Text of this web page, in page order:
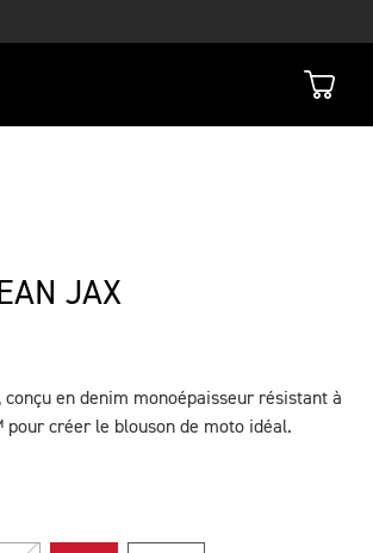
JAX
en denim monoépaisseur résistant à
créer le blouson de moto idéal.